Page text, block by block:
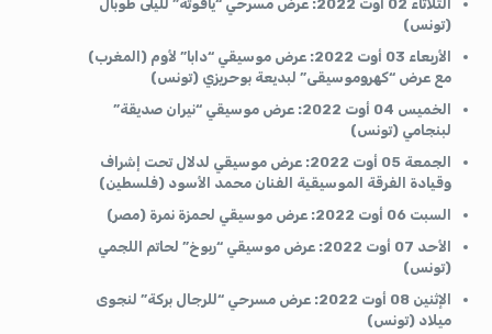
الثلاثاء 02 أوت 2022: عرض مسرحي “ياقوتة” لليلى طوبال
(تونس)
الأربعاء 03 أوت 2022: عرض موسيقي “دابا” لأوم (المغرب)
مع عرض “كهروموسيقى” لبديعة بوحريزي (تونس)
الخميس 04 أوت 2022: عرض موسيقي “نيران صديقة”
لبنجامي (تونس)
الجمعة 05 أوت 2022: عرض موسيقي لدلال تحت إشراف
وقيادة الفرقة الموسيقية الفنان محمد الأسود (فلسطين)
السبت 06 أوت 2022: عرض موسيقي لحمزة نمرة (مصر)
الأحد 07 أوت 2022: عرض موسيقي “ربوخ” لحاتم اللجمي
(تونس)
الإثنين 08 أوت 2022: عرض مسرحي “للرجال بركة” لنجوى
ميلاد (تونس)